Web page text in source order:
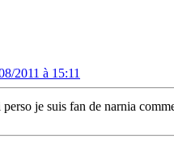
2011 à 15:11
je suis fan de narnia